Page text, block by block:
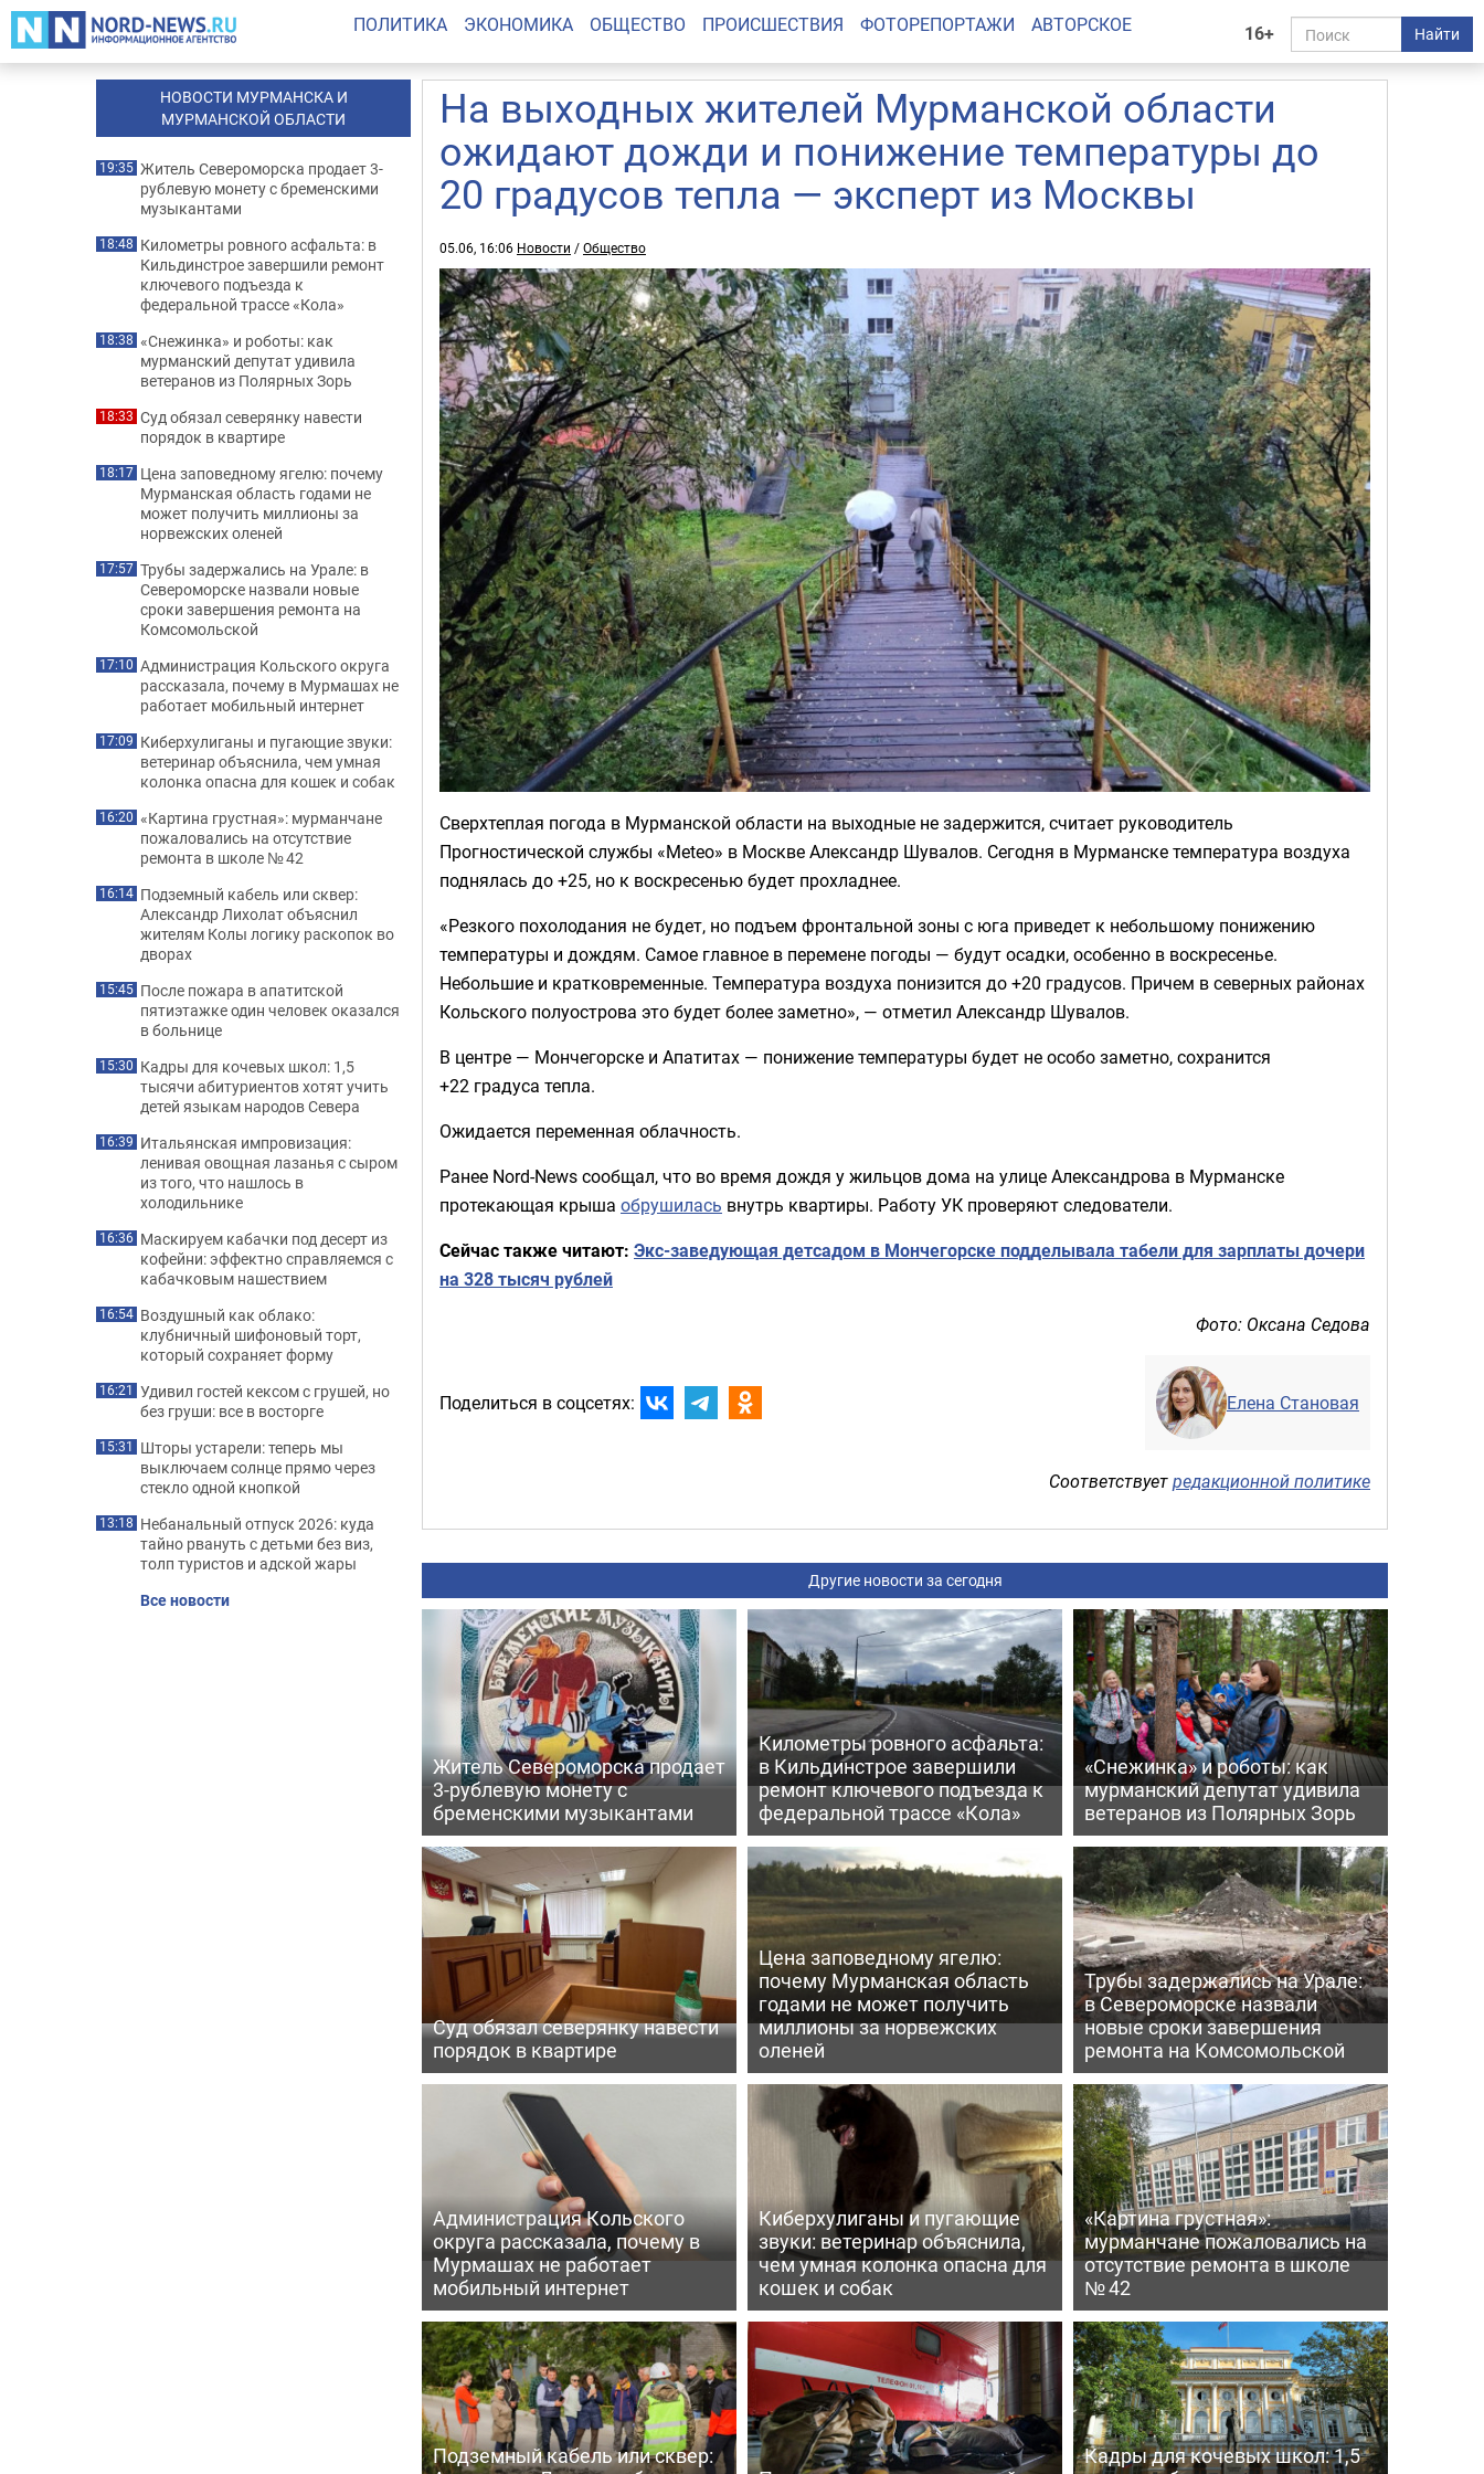
16+ Найти
ПОЛИТИКА ЭКОНОМИКА ОБЩЕСТВО ПРОИСШЕСТВИЯ ФОТОРЕПОРТАЖИ АВТОРСКОЕ
На выходных жителей Мурманской области
ожидают дожди и понижение температуры до
20 градусов тепла — эксперт из Москвы
05.06, 16:06 Новости /Общество
Сверхтеплая погода в Мурманской области на выходные не задержится, считает руководитель
Прогностической службы «Мeteo» в Москве Александр Шувалов. Сегодня в Мурманске температура воздуха
поднялась до +25, но к воскресенью будет прохладнее.
«Резкого похолодания не будет, но подъем фронтальной зоны с юга приведет к небольшому понижению
температуры и дождям. Самое главное в перемене погоды — будут осадки, особенно в воскресенье.
Небольшие и кратковременные. Температура воздуха понизится до +20 градусов. Причем в северных районах
Кольского полуострова это будет более заметно», — отметил Александр Шувалов.
В центре — Мончегорске и Апатитах — понижение температуры будет не особо заметно, сохранится
+22 градуса тепла.
Ожидается переменная облачность.
Ранее Nord-News сообщал, что во время дождя у жильцов дома на улице Александрова в Мурманске
протекающая крыша обрушилась внутрь квартиры. Работу УК проверяют следователи.
Сейчас также читают: Экс-заведующая детсадом в Мончегорске подделывала табели для зарплаты дочери
на 328 тысяч рублей
Фото: Оксана Седова
Поделиться в соцсетях: Елена Становая
Соответствуетредакционной политике
Другие новости за сегодня
Житель Североморска продает
3-рублевую монету с
бременскими музыкантами
Километры ровного асфальта:
в Кильдинстрое завершили
ремонт ключевого подъезда к
федеральной трассе «Кола»
«Снежинка» и роботы: как
мурманский депутат удивила
ветеранов из Полярных Зорь
Суд обязал северянку навести
порядок в квартире
Цена заповедному ягелю:
почему Мурманская область
годами не может получить
миллионы за норвежских
оленей
Трубы задержались на Урале:
в Североморске назвали
новые сроки завершения
ремонта на Комсомольской
Администрация Кольского
округа рассказала, почему в
Мурмашах не работает
мобильный интернет
Киберхулиганы и пугающие
звуки: ветеринар объяснила,
чем умная колонка опасна для
кошек и собак
«Картина грустная»:
мурманчане пожаловались на
отсутствие ремонта в школе
№ 42
Подземный кабель или сквер:
Кадры для кочевых школ: 1,5
НОВОСТИ МУРМАНСКА И
МУРМАНСКОЙ ОБЛАСТИ
19:35 Житель Североморска продает 3-
рублевую монету с бременскими
музыкантами
18:48 Километры ровного асфальта: в
Кильдинстрое завершили ремонт
ключевого подъезда к
федеральной трассе «Кола»
18:38 «Снежинка» и роботы: как
мурманский депутат удивила
ветеранов из Полярных Зорь
18:33 Суд обязал северянку навести
порядок в квартире
18:17 Цена заповедному ягелю: почему
Мурманская область годами не
может получить миллионы за
норвежских оленей
17:57 Трубы задержались на Урале: в
Североморске назвали новые
сроки завершения ремонта на
Комсомольской
17:10 Администрация Кольского округа
рассказала, почему в Мурмашах не
работает мобильный интернет
17:09 Киберхулиганы и пугающие звуки:
ветеринар объяснила, чем умная
колонка опасна для кошек и собак
16:20 «Картина грустная»: мурманчане
пожаловались на отсутствие
ремонта в школе № 42
16:14 Подземный кабель или сквер:
Александр Лихолат объяснил
жителям Колы логику раскопок во
дворах
15:45 После пожара в апатитской
пятиэтажке один человек оказался
в больнице
15:30 Кадры для кочевых школ: 1,5
тысячи абитуриентов хотят учить
детей языкам народов Севера
16:39 Итальянская импровизация:
ленивая овощная лазанья с сыром
из того, что нашлось в
холодильнике
16:36 Маскируем кабачки под десерт из
кофейни: эффектно справляемся с
кабачковым нашествием
16:54 Воздушный как облако:
клубничный шифоновый торт,
который сохраняет форму
16:21 Удивил гостей кексом с грушей, но
без груши: все в восторге
15:31 Шторы устарели: теперь мы
выключаем солнце прямо через
стекло одной кнопкой
13:18 Небанальный отпуск 2026: куда
тайно рвануть с детьми без виз,
толп туристов и адской жары
Все новости